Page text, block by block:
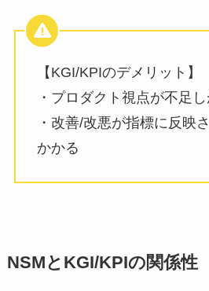
【KGI/KPIのデメリット】
・プロダクト視点が不足
・改善/改悪が指標に反映
かかる
NSMとKGI/KPIの関係性